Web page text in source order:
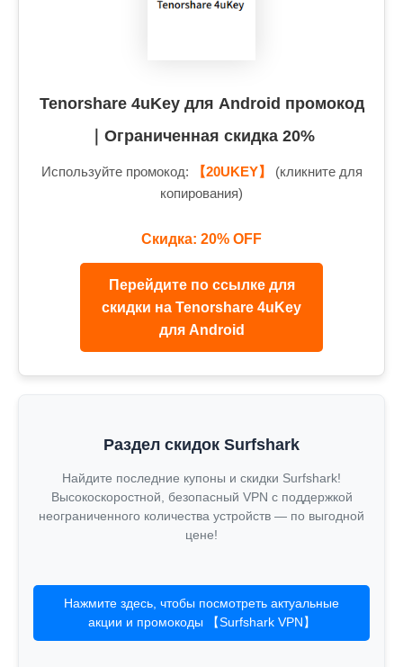
Tenorshare 4uKey для Android промокод
｜Ограниченная скидка 20%
Используйте промокод: 【20UKEY】
(кликните для
копирования)
Скидка: 20% OFF
Перейдите по ссылке для
скидки на Tenorshare 4uKey
для Android
Раздел скидок Surfshark
Найдите последние купоны и скидки Surfshark!
Высокоскоростной, безопасный VPN с поддержкой
неограниченного количества устройств — по выгодной
цене!
Нажмите здесь, чтобы посмотреть актуальные
акции и промокоды 【Surfshark VPN】